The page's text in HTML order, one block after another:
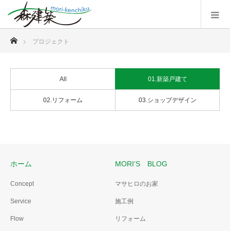
プロジェクト
All 01.新築戸建て
02.リフォーム 03.ショップデザイン
ホーム
Concept
Service
Flow
MORI’S BLOG
マサヒロのお家
施工例
リフォーム